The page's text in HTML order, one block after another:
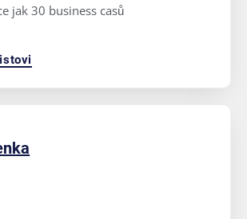
jak 30 business casů